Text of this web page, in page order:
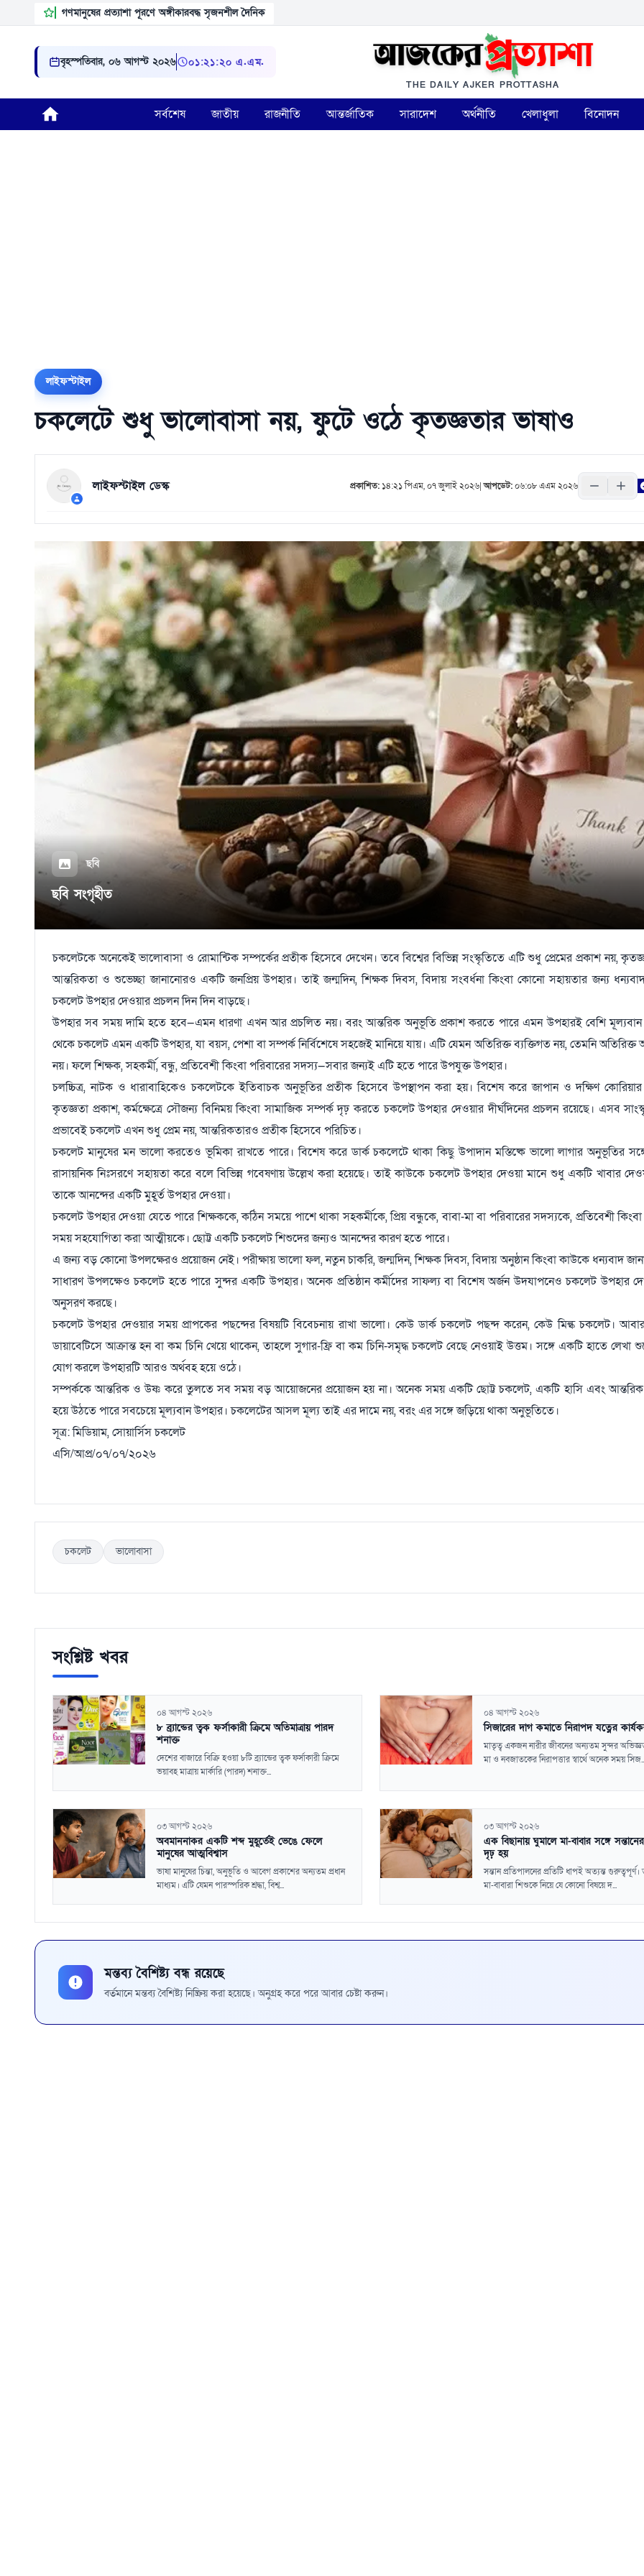
গণমানুষের প্রত্যাশা পূরণে অঙ্গীকারবদ্ধ সৃজনশীল দৈনিক
বৃহস্পতিবার, ০৬ আগস্ট ২০২৬ ০১:২১:২২ এ.এম.
THE DAILY AJKER PROTTASHA
সর্বশেষ জাতীয় রাজনীতি আন্তর্জাতিক সারাদেশ অর্থনীতি খেলাধুলা বিনোদন
লাইফস্টাইল
চকলেটে শুধু ভালোবাসা নয়, ফুটে ওঠে কৃতজ্ঞতার ভাষাও
লাইফস্টাইল ডেস্ক প্রকাশিত: ১৪:২১ পিএম, ০৭ জুলাই ২০২৬|আপডেট:০৬:০৮ এএম ২০২৬
ছবি
ছবি সংগৃহীত
চকলেটকে অনেকেই ভালোবাসা ও রোমান্টিক সম্পর্কের প্রতীক হিসেবে দেখেন। তবে বিশ্বের বিভিন্ন সংস্কৃতিতে এটি শুধু প্রেমের প্রকাশ নয়,
আন্তরিকতা ও শুভেচ্ছা জানানোরও একটি জনপ্রিয় উপহার। তাই জন্মদিন, শিক্ষক দিবস, বিদায় সংবর্ধনা কিংবা কোনো সহায়তার জন্য
চকলেট উপহার দেওয়ার প্রচলন দিন দিন বাড়ছে।
উপহার সব সময় দামি হতে হবে—এমন ধারণা এখন আর প্রচলিত নয়। বরং আন্তরিক অনুভূতি প্রকাশ করতে পারে এমন উপহারই বেশি
থেকে চকলেট এমন একটি উপহার, যা বয়স, পেশা বা সম্পর্ক নির্বিশেষে সহজেই মানিয়ে যায়। এটি যেমন অতিরিক্ত ব্যক্তিগত নয়, তেমনি অতিরিক্ত
নয়। ফলে শিক্ষক, সহকর্মী, বন্ধু, প্রতিবেশী কিংবা পরিবারের সদস্য—সবার জন্যই এটি হতে পারে উপযুক্ত উপহার।
চলচ্চিত্র, নাটক ও ধারাবাহিকেও চকলেটকে ইতিবাচক অনুভূতির প্রতীক হিসেবে উপস্থাপন করা হয়। বিশেষ করে জাপান ও দক্ষিণ কোরিয়ার
কৃতজ্ঞতা প্রকাশ, কর্মক্ষেত্রে সৌজন্য বিনিময় কিংবা সামাজিক সম্পর্ক দৃঢ় করতে চকলেট উপহার দেওয়ার দীর্ঘদিনের প্রচলন রয়েছে। এসব
প্রভাবেই চকলেট এখন শুধু প্রেম নয়, আন্তরিকতারও প্রতীক হিসেবে পরিচিত।
চকলেট মানুষের মন ভালো করতেও ভূমিকা রাখতে পারে। বিশেষ করে ডার্ক চকলেটে থাকা কিছু উপাদান মস্তিষ্কে ভালো লাগার অনুভূতির
রাসায়নিক নিঃসরণে সহায়তা করে বলে বিভিন্ন গবেষণায় উল্লেখ করা হয়েছে। তাই কাউকে চকলেট উপহার দেওয়া মানে শুধু একটি খাবার
তাকে আনন্দের একটি মুহূর্ত উপহার দেওয়া।
চকলেট উপহার দেওয়া যেতে পারে শিক্ষককে, কঠিন সময়ে পাশে থাকা সহকর্মীকে, প্রিয় বন্ধুকে, বাবা-মা বা পরিবারের সদস্যকে, প্রতিবেশী
সময় সহযোগিতা করা আত্মীয়কে। ছোট্ট একটি চকলেট শিশুদের জন্যও আনন্দের কারণ হতে পারে।
এ জন্য বড় কোনো উপলক্ষেরও প্রয়োজন নেই। পরীক্ষায় ভালো ফল, নতুন চাকরি, জন্মদিন, শিক্ষক দিবস, বিদায় অনুষ্ঠান কিংবা কাউকে ধন্যবাদ
সাধারণ উপলক্ষেও চকলেট হতে পারে সুন্দর একটি উপহার। অনেক প্রতিষ্ঠান কর্মীদের সাফল্য বা বিশেষ অর্জন উদযাপনেও চকলেট উপহার
অনুসরণ করছে।
চকলেট উপহার দেওয়ার সময় প্রাপকের পছন্দের বিষয়টি বিবেচনায় রাখা ভালো। কেউ ডার্ক চকলেট পছন্দ করেন, কেউ মিল্ক চকলেট।
ডায়াবেটিসে আক্রান্ত হন বা কম চিনি খেয়ে থাকেন, তাহলে সুগার-ফ্রি বা কম চিনি-সমৃদ্ধ চকলেট বেছে নেওয়াই উত্তম। সঙ্গে একটি হাতে লেখা
যোগ করলে উপহারটি আরও অর্থবহ হয়ে ওঠে।
সম্পর্ককে আন্তরিক ও উষ্ণ করে তুলতে সব সময় বড় আয়োজনের প্রয়োজন হয় না। অনেক সময় একটি ছোট্ট চকলেট, একটি হাসি এবং
হয়ে উঠতে পারে সবচেয়ে মূল্যবান উপহার। চকলেটের আসল মূল্য তাই এর দামে নয়, বরং এর সঙ্গে জড়িয়ে থাকা অনুভূতিতে।
সূত্র: মিডিয়াম, সোয়ার্সিস চকলেট
এসি/আপ্র/০৭/০৭/২০২৬
চকলেট ভালোবাসা
সংশ্লিষ্ট খবর
০৪ আগস্ট ২০২৬
৮ ব্র্যান্ডের ত্বক ফর্সাকারী ক্রিমে অতিমাত্রায় পারদ
শনাক্ত
দেশের বাজারে বিক্রি হওয়া ৮টি ব্র্যান্ডের ত্বক ফর্সাকারী ক্রিমে
ভয়াবহ মাত্রায় মার্কারি (পারদ) শনাক্ত...
০৪ আগস্ট ২০২৬
সিজারের দাগ কমাতে নিরাপদ যত্নের
মাতৃত্ব একজন নারীর জীবনের অন্যতম সুন্দর
মা ও নবজাতকের নিরাপত্তার স্বার্থে অনেক সময়
০৩ আগস্ট ২০২৬
অবমাননাকর একটি শব্দ মুহূর্তেই ভেঙে ফেলে
মানুষের আত্মবিশ্বাস
ভাষা মানুষের চিন্তা, অনুভূতি ও আবেগ প্রকাশের অন্যতম প্রধান
মাধ্যম। এটি যেমন পারস্পরিক শ্রদ্ধা, বিশ্ব...
০৩ আগস্ট ২০২৬
এক বিছানায় ঘুমালে মা-বাবার সঙ্গে
দৃঢ় হয়
সন্তান প্রতিপালনের প্রতিটি ধাপই অত্যন্ত
মা-বাবারা শিশুকে নিয়ে যে কোনো বিষয়ে দ...
মন্তব্য বৈশিষ্ট্য বন্ধ রয়েছে
বর্তমানে মন্তব্য বৈশিষ্ট্য নিষ্ক্রিয় করা হয়েছে। অনুগ্রহ করে পরে আবার চেষ্টা করুন।